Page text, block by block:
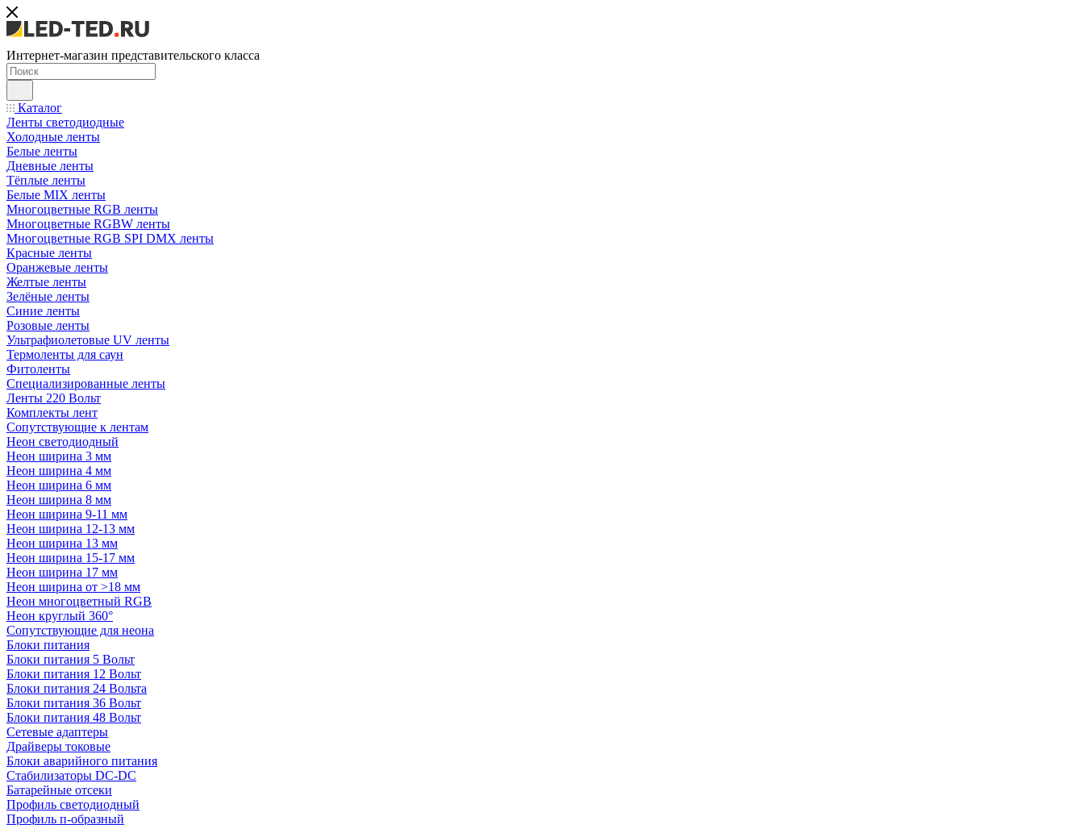
Интернет-магазин представительского класса
Каталог
Ленты светодиодные
Холодные ленты
Белые ленты
Дневные ленты
Тёплые ленты
Белые MIX ленты
Многоцветные RGB ленты
Многоцветные RGBW ленты
Многоцветные RGB SPI DMX ленты
Красные ленты
Оранжевые ленты
Желтые ленты
Зелёные ленты
Синие ленты
Розовые ленты
Ультрафиолетовые UV ленты
Термоленты для саун
Фитоленты
Специализированные ленты
Ленты 220 Вольт
Комплекты лент
Сопутствующие к лентам
Неон светодиодный
Неон ширина 3 мм
Неон ширина 4 мм
Неон ширина 6 мм
Неон ширина 8 мм
Неон ширина 9-11 мм
Неон ширина 12-13 мм
Неон ширина 13 мм
Неон ширина 15-17 мм
Неон ширина 17 мм
Неон ширина от >18 мм
Неон многоцветный RGB
Неон круглый 360°
Сопутствующие для неона
Блоки питания
Блоки питания 5 Вольт
Блоки питания 12 Вольт
Блоки питания 24 Вольта
Блоки питания 36 Вольт
Блоки питания 48 Вольт
Сетевые адаптеры
Драйверы токовые
Блоки аварийного питания
Стабилизаторы DC-DC
Батарейные отсеки
Профиль светодиодный
Профиль п-образный